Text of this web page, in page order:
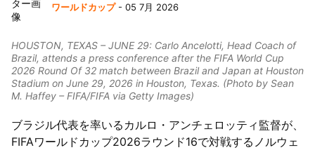
ワールドカップ- 05 7月 2026
HOUSTON, TEXAS – JUNE 29: Carlo Ancelotti, Head Coach of
Brazil, attends a press conference after the FIFA World Cup
2026 Round Of 32 match between Brazil and Japan at Houston
Stadium on June 29, 2026 in Houston, Texas. (Photo by Sean
M. Haffey – FIFA/FIFA via Getty Images)
ブラジル代表を率いるカルロ・アンチェロッティ監督が、
FIFAワールドカップ2026ラウンド16で対戦するノルウェ